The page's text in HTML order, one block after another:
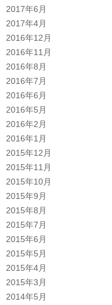
2017年6月
2017年4月
2016年12月
2016年11月
2016年8月
2016年7月
2016年6月
2016年5月
2016年2月
2016年1月
2015年12月
2015年11月
2015年10月
2015年9月
2015年8月
2015年7月
2015年6月
2015年5月
2015年4月
2015年3月
2014年5月